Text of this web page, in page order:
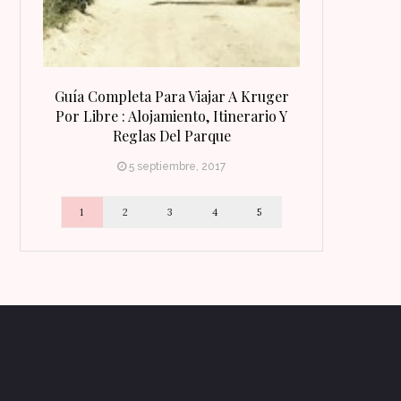
Guía Completa Para Viajar A Kruger
Por Libre : Alojamiento, Itinerario Y
Reglas Del Parque
5 septiembre, 2017
1 2 3 4 5